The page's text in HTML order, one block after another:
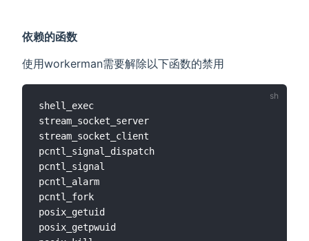
依赖的函数
使用workerman需要解除以下函数的禁用
shell_exec
stream_socket_server
stream_socket_client
pcntl_signal_dispatch
pcntl_signal
pcntl_alarm
pcntl_fork
posix_getuid
posix_getpwuid